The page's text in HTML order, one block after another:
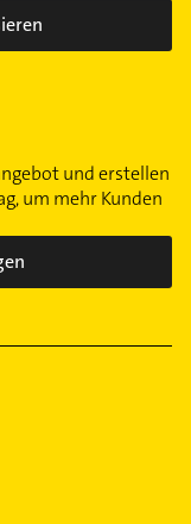
und erstellen
um mehr Kunden